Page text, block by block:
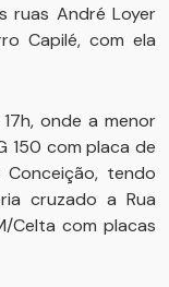
ruas André Loyer
Capilé, com ela
onde a menor
150 com placa de
Conceição, tendo
cruzado a Rua
Celta com placas